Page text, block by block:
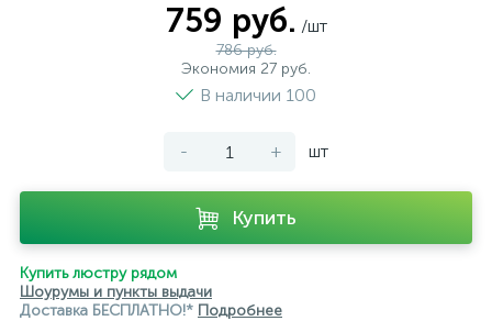
759 руб. /шт
786 руб.
Экономия 27 руб.
В наличии 100
- + шт
Купить
Купить люстру рядом
Шоурумы и пункты выдачи
Доставка БЕСПЛАТНО!* Подробнее